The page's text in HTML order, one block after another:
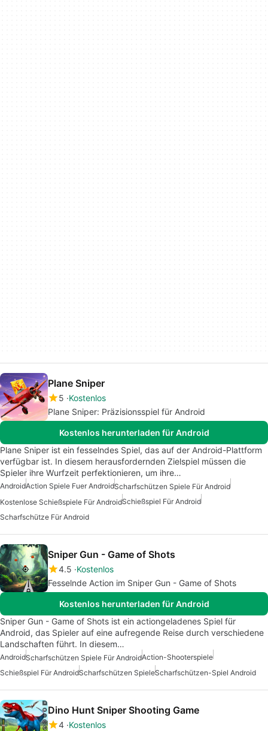
Plane Sniper
5 Kostenlos
Plane Sniper: Präzisionsspiel für Android
Kostenlos herunterladen für Android
Plane Sniper ist ein fesselndes Spiel, das auf der Android-Plattform
verfügbar ist. In diesem herausfordernden Zielspiel müssen die
Spieler ihre Wurfzeit perfektionieren, um ihre…
AndroidAction Spiele Fuer AndroidScharfschützen Spiele Für Android
Kostenlose Schießspiele Für AndroidSchießspiel Für Android
Scharfschütze Für Android
Sniper Gun - Game of Shots
4.5 Kostenlos
Fesselnde Action im Sniper Gun - Game of Shots
Kostenlos herunterladen für Android
Sniper Gun - Game of Shots ist ein actiongeladenes Spiel für
Android, das Spieler auf eine aufregende Reise durch verschiedene
Landschaften führt. In diesem…
AndroidScharfschützen Spiele Für AndroidAction-Shooterspiele
Schießspiel Für AndroidScharfschützen SpieleScharfschützen-Spiel Android
Dino Hunt Sniper Shooting Game
4 Kostenlos